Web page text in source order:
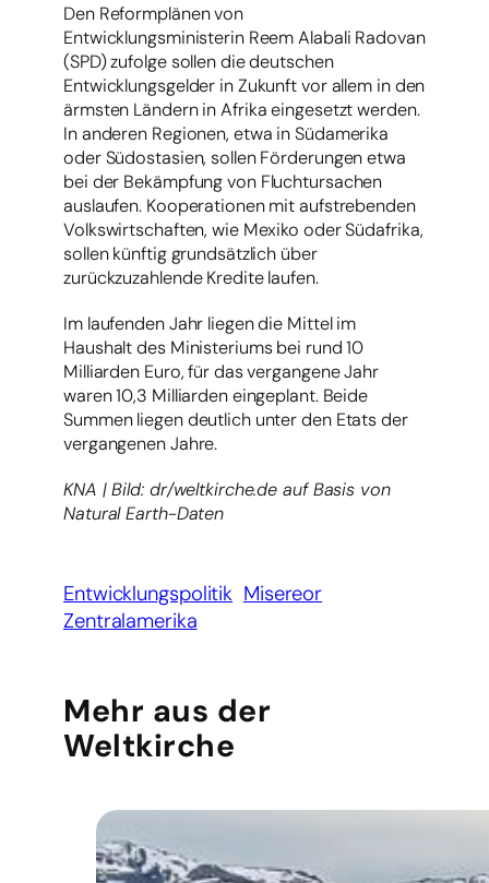
Den Reformplänen von
Entwicklungsministerin Reem Alabali Radovan
(SPD) zufolge sollen die deutschen
Entwicklungsgelder in Zukunft vor allem in den
ärmsten Ländern in Afrika eingesetzt werden.
In anderen Regionen, etwa in Südamerika
oder Südostasien, sollen Förderungen etwa
bei der Bekämpfung von Fluchtursachen
auslaufen. Kooperationen mit aufstrebenden
Volkswirtschaften, wie Mexiko oder Südafrika,
sollen künftig grundsätzlich über
zurückzuzahlende Kredite laufen.
Im laufenden Jahr liegen die Mittel im
Haushalt des Ministeriums bei rund 10
Milliarden Euro, für das vergangene Jahr
waren 10,3 Milliarden eingeplant. Beide
Summen liegen deutlich unter den Etats der
vergangenen Jahre.
KNA | Bild: dr/weltkirche.de auf Basis von
Natural Earth-Daten
Entwicklungspolitik Misereor
Zentralamerika
Mehr aus der
Weltkirche